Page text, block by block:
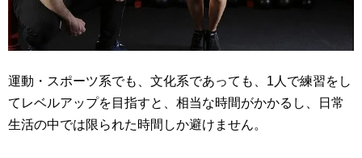
運動・スポーツ系でも、文化系であっても、1人で練習をし
てレベルアップを目指すと、相当な時間がかかるし、日常
生活の中では限られた時間しか避けません。